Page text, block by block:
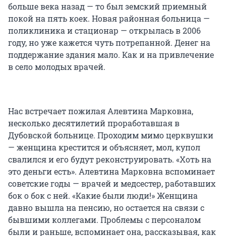
больше века назад — то был земский приемный
покой на пять коек. Новая районная больница —
поликлиника и стационар — открылась в 2006
году, но уже кажется чуть потрепанной. Денег на
поддержание здания мало. Как и на привлечение
в село молодых врачей.
Нас встречает пожилая Алевтина Марковна,
несколько десятилетий проработавшая в
Дубовской больнице. Проходим мимо церквушки
— женщина крестится и объясняет, мол, купол
свалился и его будут реконструировать. «Хоть на
это деньги есть». Алевтина Марковна вспоминает
советские годы — врачей и медсестер, работавших
бок о бок с ней. «Какие были люди!» Женщина
давно вышла на пенсию, но остается на связи с
бывшими коллегами. Проблемы с персоналом
были и раньше, вспоминает она, рассказывая, как